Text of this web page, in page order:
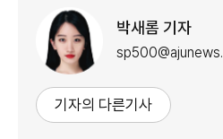
박새롬 기자
기자의 다른기사